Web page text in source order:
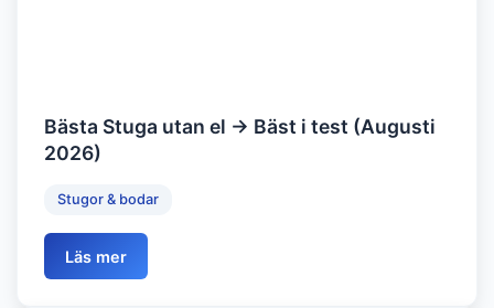
Bästa Stuga utan el → Bäst i test (Augusti
2026)
Stugor & bodar
Läs mer